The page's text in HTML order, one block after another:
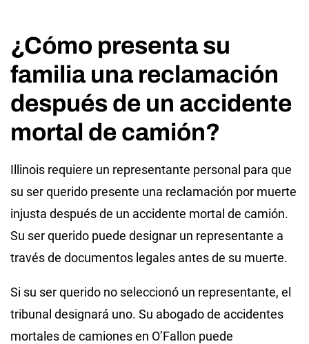
¿Cómo presenta su
familia una reclamación
después de un accidente
mortal de camión?
Illinois requiere un representante personal para que
su ser querido presente una reclamación por muerte
injusta después de un accidente mortal de camión.
Su ser querido puede designar un representante a
través de documentos legales antes de su muerte.
Si su ser querido no seleccionó un representante, el
tribunal designará uno. Su abogado de accidentes
mortales de camiones en O’Fallon puede